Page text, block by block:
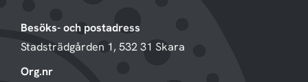
Besöks- och postadress
Stadsträdgården 1, 532 31 Skara
Org.nr